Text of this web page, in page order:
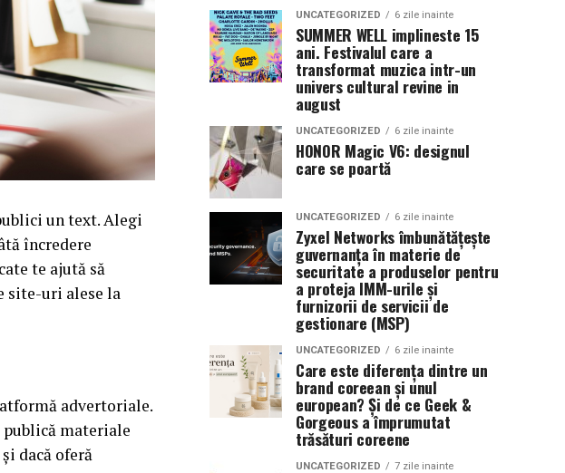
un text. Alegi
încredere
te ajută să
site-uri alese la
advertoriale.
publică materiale
dacă oferă
UNCATEGORIZED 6 zile inainte
SUMMER WELL implineste 15
ani. Festivalul care a
transformat muzica intr-un
univers cultural revine in
august
UNCATEGORIZED 6 zile inainte
HONOR Magic V6: designul
care se poartă
UNCATEGORIZED 6 zile inainte
Zyxel Networks îmbunătățește
guvernanța în materie de
securitate a produselor pentru
a proteja IMM-urile și
furnizorii de servicii de
gestionare (MSP)
UNCATEGORIZED 6 zile inainte
Care este diferența dintre un
brand coreean și unul
european? Și de ce Geek &
Gorgeous a împrumutat
trăsături coreene
UNCATEGORIZED 7 zile inainte